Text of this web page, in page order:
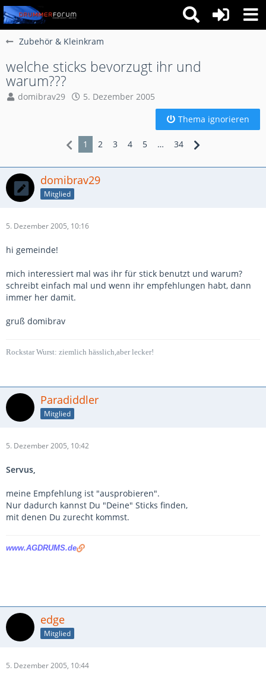
Zubehör & Kleinkram
welche sticks bevorzugt ihr und
warum???
domibrav29
5. Dezember 2005
Thema ignorieren
1 2 3 4 5 … 34
domibrav29
Mitglied
5. Dezember 2005, 10:16
hi gemeinde!
mich interessiert mal was ihr für stick benutzt und warum?
schreibt einfach mal und wenn ihr empfehlungen habt, dann
immer her damit.
gruß domibrav
Rockstar Wurst: ziemlich hässlich,aber lecker!
Paradiddler
Mitglied
5. Dezember 2005, 10:42
Servus,
meine Empfehlung ist "ausprobieren".
Nur dadurch kannst Du "Deine" Sticks finden,
mit denen Du zurecht kommst.
www.AGDRUMS.de
edge
Mitglied
5. Dezember 2005, 10:44